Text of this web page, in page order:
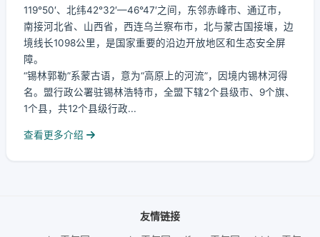
119°50′、北纬42°32′—46°47′之间，东邻赤峰市、通辽市，
南接河北省、山西省，西连乌兰察布市，北与蒙古国接壤，边
境线长1098公里，是国家重要的沿边开放地区和生态安全屏
障。
“锡林郭勒”系蒙古语，意为“高原上的河流”，因境内锡林河得
名。盟行政公署驻锡林浩特市，全盟下辖2个县级市、9个旗、
1个县，共12个县级行政...
查看更多介绍
友情链接